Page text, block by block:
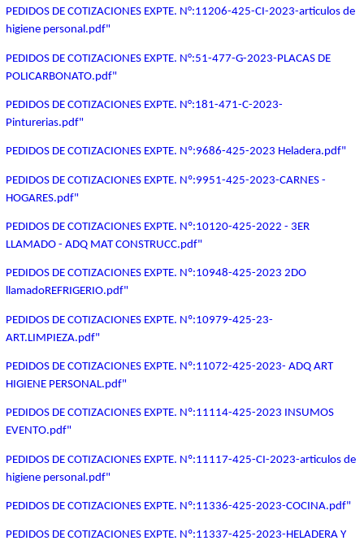
PEDIDOS DE COTIZACIONES EXPTE. N°:11206-425-CI-2023-articulos de
higiene personal.pdf"
PEDIDOS DE COTIZACIONES EXPTE. N°:51-477-G-2023-PLACAS DE
POLICARBONATO.pdf"
PEDIDOS DE COTIZACIONES EXPTE. N°:181-471-C-2023-
Pinturerias.pdf"
PEDIDOS DE COTIZACIONES EXPTE. Nº:9686-425-2023 Heladera.pdf"
PEDIDOS DE COTIZACIONES EXPTE. Nº:9951-425-2023-CARNES -
HOGARES.pdf"
PEDIDOS DE COTIZACIONES EXPTE. Nº:10120-425-2022 - 3ER
LLAMADO - ADQ MAT CONSTRUCC.pdf"
PEDIDOS DE COTIZACIONES EXPTE. Nº:10948-425-2023 2DO
llamadoREFRIGERIO.pdf"
PEDIDOS DE COTIZACIONES EXPTE. Nº:10979-425-23-
ART.LIMPIEZA.pdf"
PEDIDOS DE COTIZACIONES EXPTE. Nº:11072-425-2023- ADQ ART
HIGIENE PERSONAL.pdf"
PEDIDOS DE COTIZACIONES EXPTE. Nº:11114-425-2023 INSUMOS
EVENTO.pdf"
PEDIDOS DE COTIZACIONES EXPTE. Nº:11117-425-CI-2023-articulos de
higiene personal.pdf"
PEDIDOS DE COTIZACIONES EXPTE. Nº:11336-425-2023-COCINA.pdf"
PEDIDOS DE COTIZACIONES EXPTE. Nº:11337-425-2023-HELADERA Y